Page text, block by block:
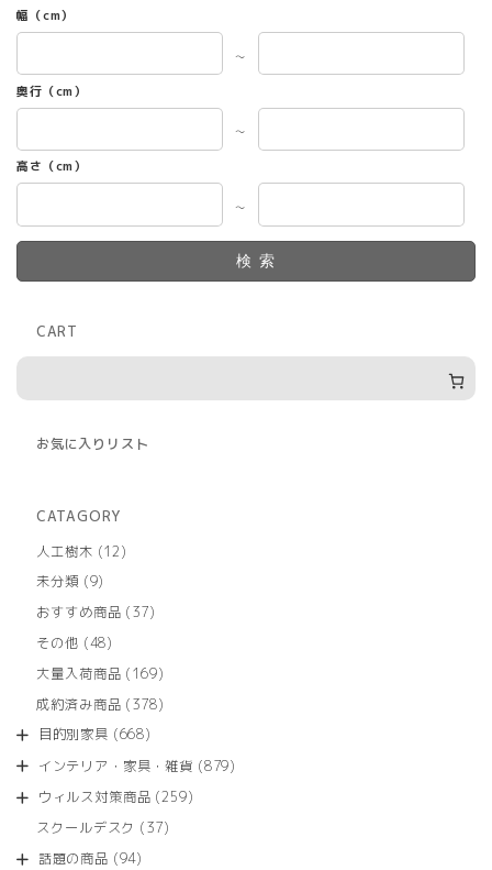
幅（cm）
～
奥行（cm）
～
高さ（cm）
～
検索
CART
お気に入りリスト
CATAGORY
人工樹木
1212
商
未分類 99
の
商
おすすめ商品 3737
商
その他 4848
の
商
大量入荷商品 169169
の
成約済み商品 378378
商
目的別家具 668668
の
商
インテリア・家具・雑貨 879879
ウィルス対策商品 259259
スクールデスク 3737
話題の商品 9494